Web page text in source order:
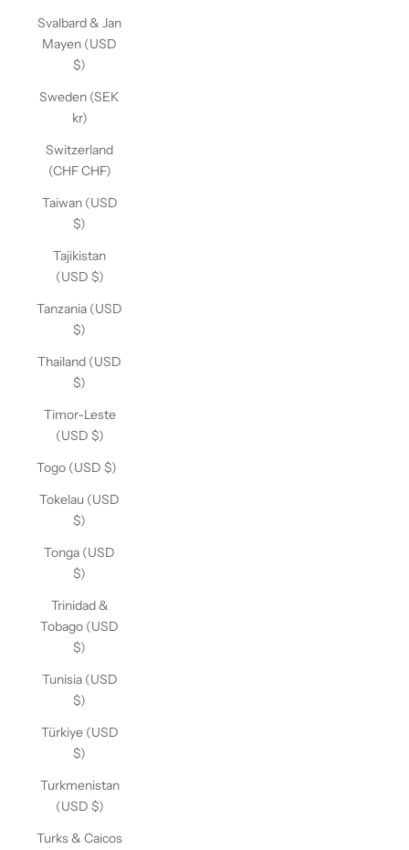
Svalbard & Jan
Mayen (USD
$)
Sweden (SEK
kr)
Switzerland
(CHF CHF)
Taiwan (USD
$)
Tajikistan
(USD $)
Tanzania (USD
$)
Thailand (USD
$)
Timor-Leste
(USD $)
Togo (USD $)
Tokelau (USD
$)
Tonga (USD
$)
Trinidad &
Tobago (USD
$)
Tunisia (USD
$)
Türkiye (USD
$)
Turkmenistan
(USD $)
Turks & Caicos